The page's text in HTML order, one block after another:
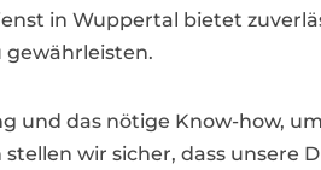
in Wuppertal bietet
das nötige Know-how,
wir sicher, dass unsere